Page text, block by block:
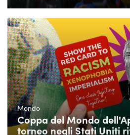
Mondo
Coppa del Mondo
torneo negli Stati Uniti